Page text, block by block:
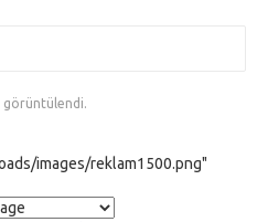
görüntülendi.
images/reklam1500.png"